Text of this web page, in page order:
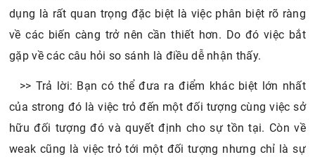
dụng là rất quan trọng đặc biệt là việc phân biệt rõ ràng
về các biến càng trở nên cần thiết hơn. Do đó việc bắt
gặp về các câu hỏi so sánh là điều dễ nhận thấy.
>> Trả lời: Bạn có thể đưa ra điểm khác biệt lớn nhất
của strong đó là việc trỏ đến một đối tượng cùng việc sở
hữu đối tượng đó và quyết định cho sự tồn tại. Còn về
weak cũng là việc trỏ tới một đối tượng nhưng chỉ là sự